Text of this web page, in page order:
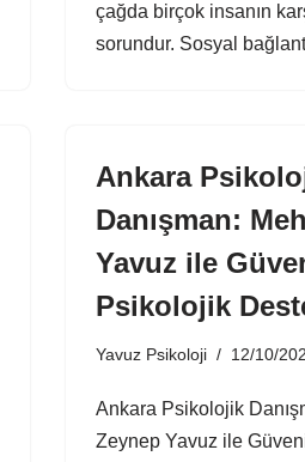
çağda birçok insanın
sorundur. Sosyal
Ankara
Danışman:
Yavuz ile
Psikolojik
Yavuz Psikoloji 12/10/
Ankara Psikolojik
Zeynep Yavuz ile